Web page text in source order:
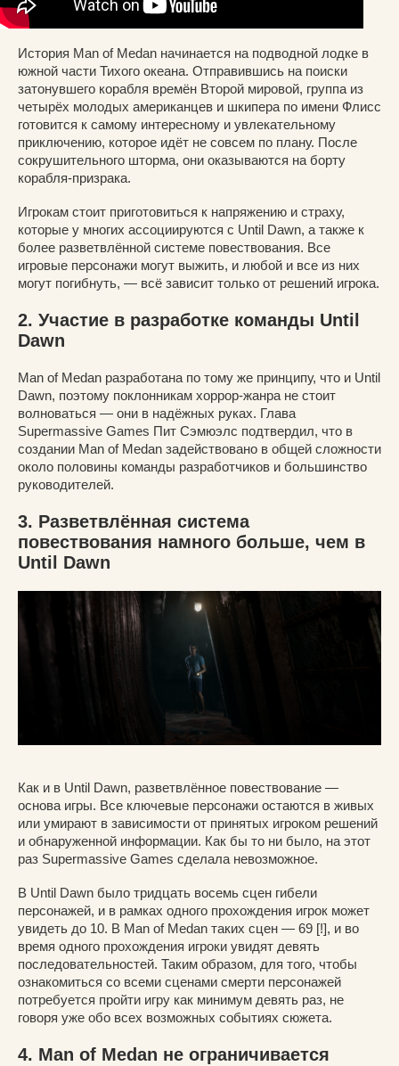
История Man of Medan начинается на подводной лодке в
южной части Тихого океана. Отправившись на поиски
затонувшего корабля времён Второй мировой, группа из
четырёх молодых американцев и шкипера по имени Флисс
готовится к самому интересному и увлекательному
приключению, которое идёт не совсем по плану. После
сокрушительного шторма, они оказываются на борту
корабля-призрака.
Игрокам стоит приготовиться к напряжению и страху,
которые у многих ассоциируются с Until Dawn, а также к
более разветвлённой системе повествования. Все
игровые персонажи могут выжить, и любой и все из них
могут погибнуть, — всё зависит только от решений игрока.
2. Участие в разработке команды Until
Dawn
Man of Medan разработана по тому же принципу, что и Until
Dawn, поэтому поклонникам хоррор-жанра не стоит
волноваться — они в надёжных руках. Глава
Supermassive Games Пит Сэмюэлс подтвердил, что в
создании Man of Medan задействовано в общей сложности
около половины команды разработчиков и большинство
руководителей.
3. Разветвлённая система
повествования намного больше, чем в
Until Dawn
Как и в Until Dawn, разветвлённое повествование —
основа игры. Все ключевые персонажи остаются в живых
или умирают в зависимости от принятых игроком решений
и обнаруженной информации. Как бы то ни было, на этот
раз Supermassive Games сделала невозможное.
В Until Dawn было тридцать восемь сцен гибели
персонажей, и в рамках одного прохождения игрок может
увидеть до 10. В Man of Medan таких сцен — 69 [!], и во
время одного прохождения игроки увидят девять
последовательностей. Таким образом, для того, чтобы
ознакомиться со всеми сценами смерти персонажей
потребуется пройти игру как минимум девять раз, не
говоря уже обо всех возможных событиях сюжета.
4. Man of Medan не ограничивается